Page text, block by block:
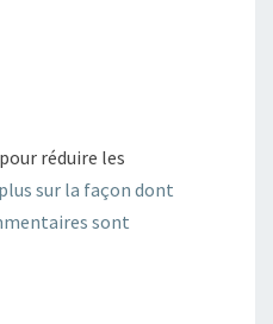
réduire les
sur la façon dont
sont